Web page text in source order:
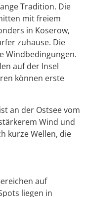
Tradition. Die
mit freiem
in Koserow,
zuhause. Die
Windbedingungen.
auf der Insel
können erste
ist an der Ostsee vom
Wind und
kurze Wellen, die
auf
liegen in